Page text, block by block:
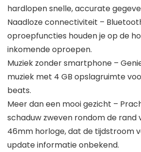
hardlopen snelle, accurate
Naadloze connectiviteit –
oproepfuncties houden je op de
inkomende oproepen.
Muziek zonder smartphone –
muziek met 4 GB opslagruimte
beats.
Meer dan een mooi gezicht –
schaduw zweven rondom de rand
46mm horloge, dat de tijdstroom
update informatie onbekend.